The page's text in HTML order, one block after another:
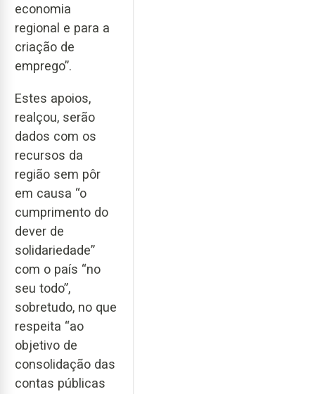
economia
regional e para a
criação de
emprego”.
Estes apoios,
realçou, serão
dados com os
recursos da
região sem pôr
em causa “o
cumprimento do
dever de
solidariedade”
com o país “no
seu todo”,
sobretudo, no que
respeita “ao
objetivo de
consolidação das
contas públicas